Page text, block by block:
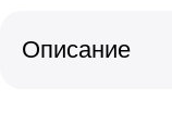
Описание